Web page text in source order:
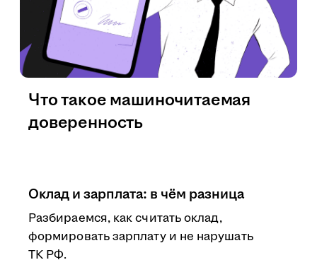
Оклад и зарплата: в чём разница
Разбираемся, как считать оклад,
формировать зарплату и не нарушать
ТК РФ.
Что такое машиночитаемая
доверенность